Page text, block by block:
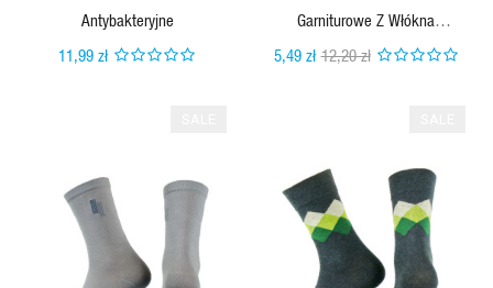
Antybakteryjne
11,99 zł
Garniturowe Z Włókna
Bambusowego
12,20 zł
5,49 zł
QUICK VIEW QUICK VIEW